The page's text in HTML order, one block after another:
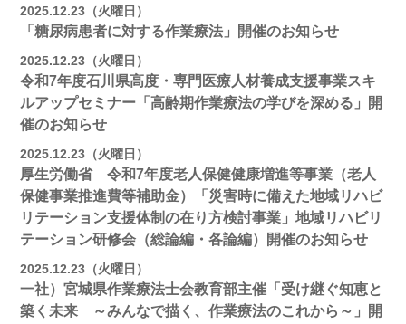
2025.12.23（火曜日）
「糖尿病患者に対する作業療法」開催のお知らせ
2025.12.23（火曜日）
令和7年度石川県高度・専門医療人材養成支援事業スキ
ルアップセミナー「高齢期作業療法の学びを深める」開
催のお知らせ
2025.12.23（火曜日）
厚生労働省 令和7年度老人保健健康増進等事業（老人
保健事業推進費等補助金）「災害時に備えた地域リハビ
リテーション支援体制の在り方検討事業」地域リハビリ
テーション研修会（総論編・各論編）開催のお知らせ
2025.12.23（火曜日）
一社）宮城県作業療法士会教育部主催「受け継ぐ知恵と
築く未来 ～みんなで描く、作業療法のこれから～」開